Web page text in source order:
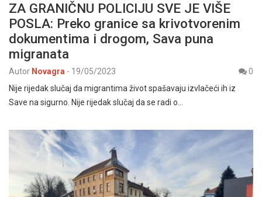
ZA GRANIČNU POLICIJU SVE JE VIŠE
POSLA: Preko granice sa krivotvorenim
dokumentima i drogom, Sava puna
migranata
Autor Novagra - 19/05/2023
0
Nije rijedak slučaj da migrantima život spašavaju izvlačeći ih iz
Save na sigurno. Nije rijedak slučaj da se radi o…